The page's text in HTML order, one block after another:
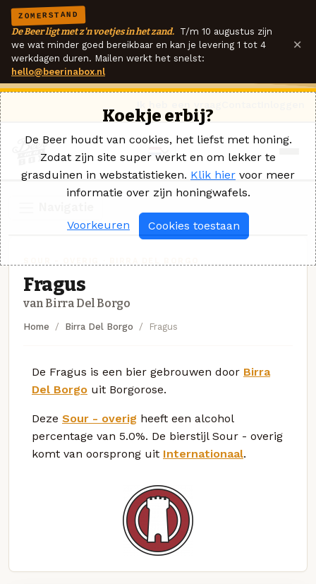
ZOMERSTAND
De Beer ligt met z'n voetjes in het zand. T/m 10 augustus zijn
we wat minder goed bereikbaar en kan je levering 1 tot 4
werkdagen duren. Mailen werkt het snelst:
hello@beerinabox.nl
×
Fragus
van Birra Del Borgo
Home Birra Del Borgo Fragus
De Fragus is een bier gebrouwen door Birra
Del Borgo uit Borgorose.
Deze Sour - overig heeft een alcohol
percentage van 5.0%. De bierstijl Sour - overig
komt van oorsprong uit Internationaal.
Koekje erbij?
De Beer houdt van cookies, het liefst met honing.
Zodat zijn site super werkt en om lekker te
grasduinen in webstatistieken. Klik hier voor meer
informatie over zijn honingwafels.
Voorkeuren Cookies toestaan